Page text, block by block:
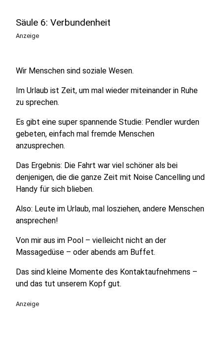
Säule 6: Verbundenheit
Anzeige
Wir Menschen sind soziale Wesen.
Im Urlaub ist Zeit, um mal wieder miteinander in Ruhe
zu sprechen.
Es gibt eine super spannende Studie: Pendler wurden
gebeten, einfach mal fremde Menschen
anzusprechen.
Das Ergebnis: Die Fahrt war viel schöner als bei
denjenigen, die die ganze Zeit mit Noise Cancelling und
Handy für sich blieben.
Also: Leute im Urlaub, mal losziehen, andere Menschen
ansprechen!
Von mir aus im Pool – vielleicht nicht an der
Massagedüse – oder abends am Buffet.
Das sind kleine Momente des Kontaktaufnehmens –
und das tut unserem Kopf gut.
Anzeige